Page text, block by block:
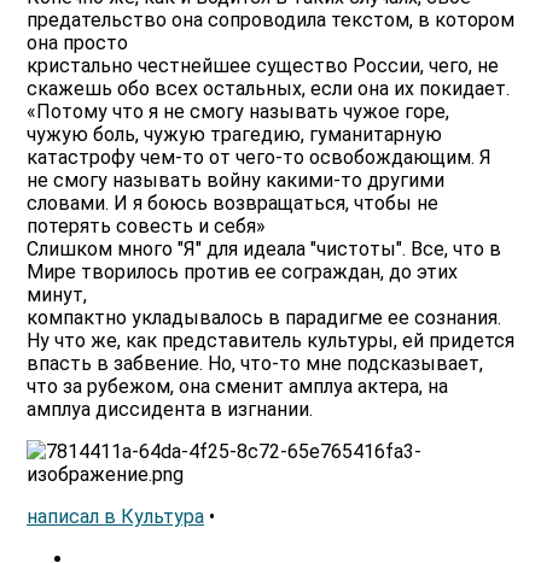
предательство она сопроводила текстом, в котором
она просто
кристально честнейшее существо России, чего, не
скажешь обо всех остальных, если она их покидает.
«Потому что я не смогу называть чужое горе,
чужую боль, чужую трагедию, гуманитарную
катастрофу чем-то от чего-то освобождающим. Я
не смогу называть войну какими-то другими
словами. И я боюсь возвращаться, чтобы не
потерять совесть и себя»
Слишком много "Я" для идеала "чистоты". Все, что в
Мире творилось против ее сограждан, до этих
минут,
компактно укладывалось в парадигме ее сознания.
Ну что же, как представитель культуры, ей придется
впасть в забвение. Но, что-то мне подсказывает,
что за рубежом, она сменит амплуа актера, на
амплуа диссидента в изгнании.
написал в Культура •